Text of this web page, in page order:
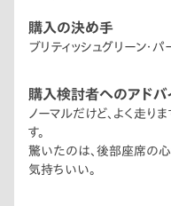
購入の決め手
ブリティッシュグリーン・
購入検討者へのアドバ
ノーマルだけど、よく走り
す。
驚いたのは、後部座席の心
気持ちいい。